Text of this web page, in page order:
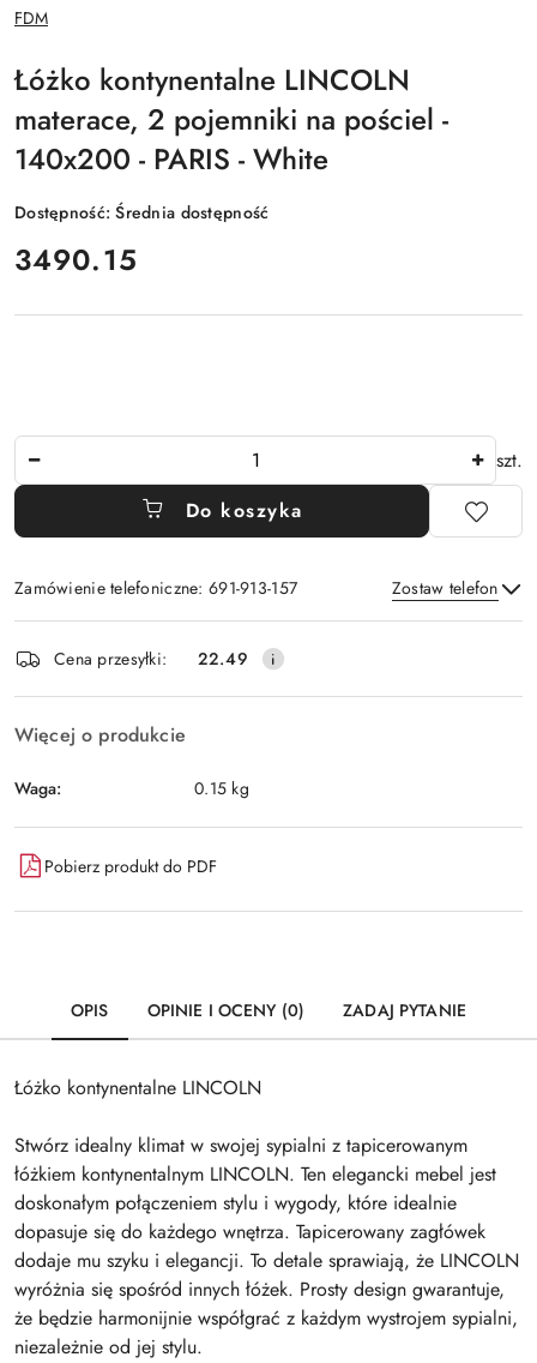
NAZWA
PRODUCENTA:
FDM
Łóżko kontynentalne LINCOLN
materace, 2 pojemniki na pościel -
140x200 - PARIS - White
Dostępność:Średnia dostępność
cena:
3490.15
szt.
Do koszyka
Zamówienie telefoniczne: 691-913-157 Zostaw telefon
Wyślij
i
dostawa
Cena przesyłki: 22.49
Więcej o produkcie
Waga: 0.15 kg
Pobierz produkt do PDF
OPIS OPINIE I OCENY (0) ZADAJ PYTANIE
Łóżko kontynentalne LINCOLN
Stwórz idealny klimat w swojej sypialni z tapicerowanym
łóżkiem kontynentalnym LINCOLN. Ten elegancki mebel jest
doskonałym połączeniem stylu i wygody, które idealnie
dopasuje się do każdego wnętrza. Tapicerowany zagłówek
dodaje mu szyku i elegancji. To detale sprawiają, że LINCOLN
wyróżnia się spośród innych łóżek. Prosty design gwarantuje,
że będzie harmonijnie współgrać z każdym wystrojem sypialni,
niezależnie od jej stylu.